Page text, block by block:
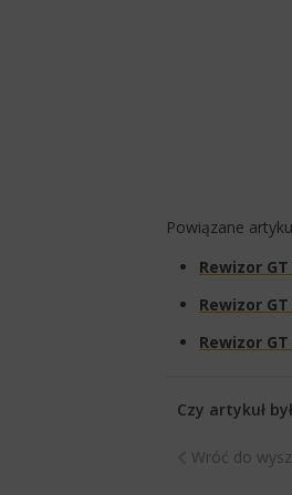
Powiązane
Rewizor
Rewizor
Rewizor
Czy artykuł
Wróć do